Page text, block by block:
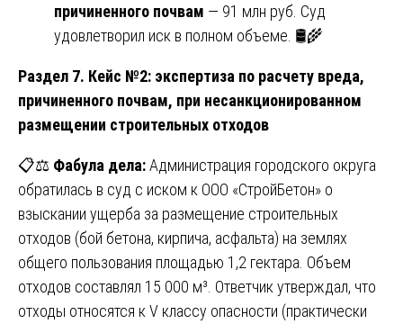
причиненного почвам — 91 млн руб. Суд
удовлетворил иск в полном объеме. 🛢️🌾
Раздел 7. Кейс №2: экспертиза по расчету вреда,
причиненного почвам, при несанкционированном
размещении строительных отходов
📋⚖️ Фабула дела:Администрация городского округа
обратилась в суд с иском к ООО «СтройБетон» о
взыскании ущерба за размещение строительных
отходов (бой бетона, кирпича, асфальта) на землях
общего пользования площадью 1,2 гектара. Объем
отходов составлял 15 000 м³. Ответчик утверждал, что
отходы относятся к V классу опасности (практически